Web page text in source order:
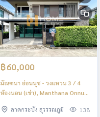
฿60,000
มัณฑนา อ่อนนุช - วงแหวน 3 / 4
ห้องนอน (เช่า), Manthana Onnut
RENT) POON267
ลาดกระบัง สุวรรณภูมิ 138